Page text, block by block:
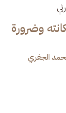
وضرورة
الجفري